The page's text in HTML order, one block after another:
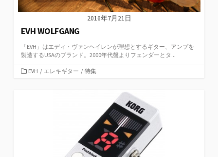
2016年7月21日
EVH WOLFGANG
「EVH」はエディ・ヴァンヘイレンが理想とするギター、アンプを
製造するUSAのブランド。2000年代盤よりフェンダーとタ...
カEVH / エレキギター / 特集